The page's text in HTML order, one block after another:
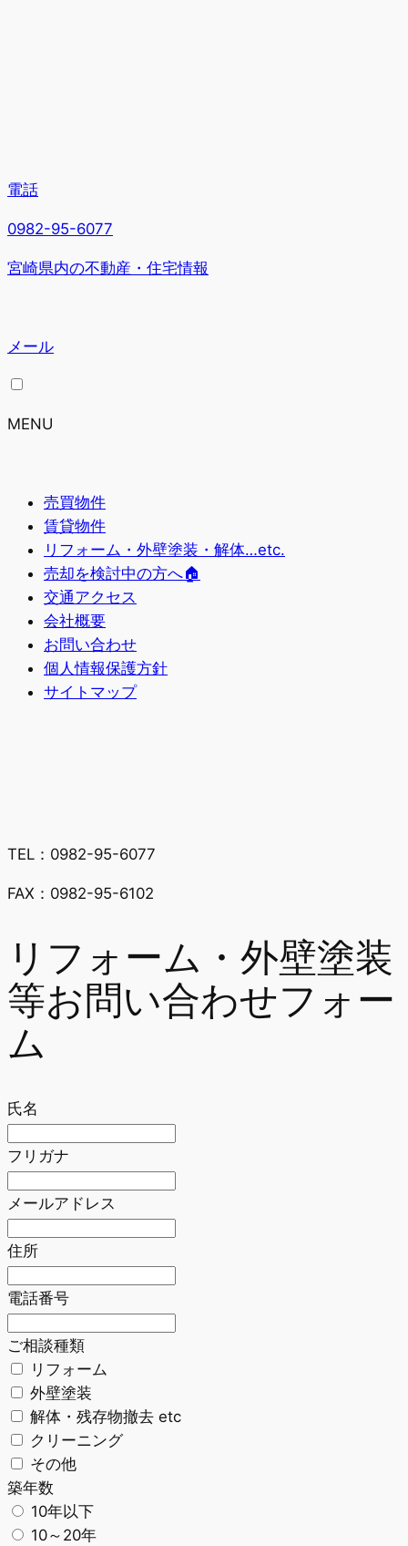
電話
0982-95-6077
宮崎県内の不動産・住宅情報
メール
MENU
売買物件
賃貸物件
リフォーム・外壁塗装・解体…etc.
売却を検討中の方へ🏠
交通アクセス
会社概要
お問い合わせ
個人情報保護方針
サイトマップ
TEL：0982-95-6077
FAX：0982-95-6102
リフォーム・外壁塗装
等お問い合わせフォー
ム
氏名
フリガナ
メールアドレス
住所
電話番号
ご相談種類
リフォーム
外壁塗装
解体・残存物撤去 etc
クリーニング
その他
築年数
10年以下
10～20年